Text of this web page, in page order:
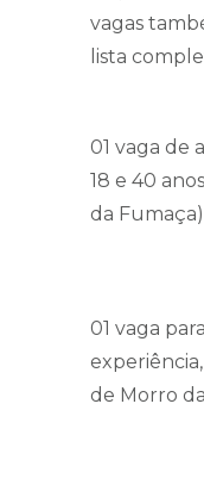
vagas
lista
01 vaga de
18 e 40
da
01 vaga
de Morro